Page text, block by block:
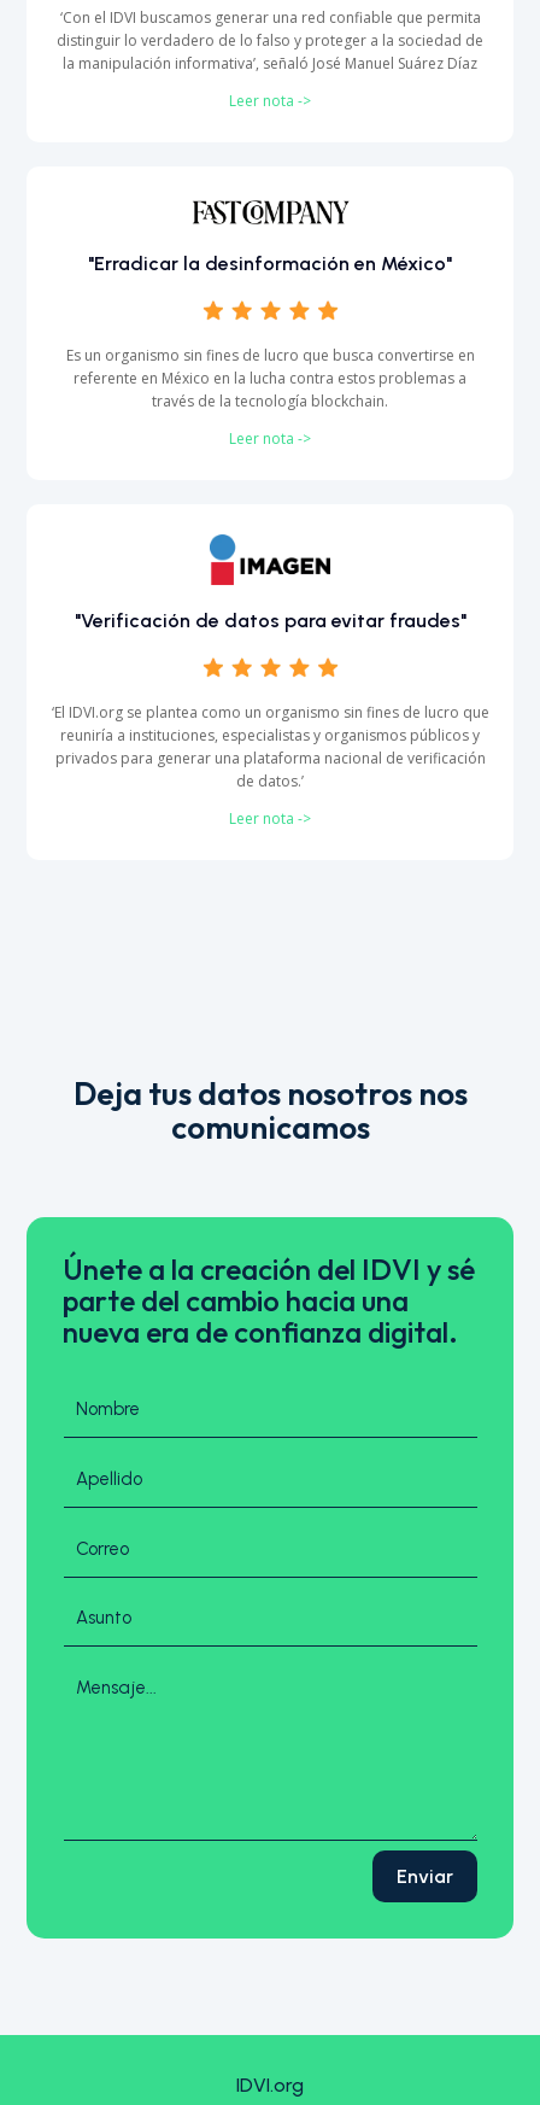
‘Con el IDVI buscamos generar una red confiable que permita
distinguir lo verdadero de lo falso y proteger a la sociedad de
la manipulación informativa’, señaló José Manuel Suárez Díaz
Leer nota ->
"Erradicar la desinformación en México"
Es un organismo sin fines de lucro que busca convertirse en
referente en México en la lucha contra estos problemas a
través de la tecnología blockchain.
Leer nota ->
"Verificación de datos para evitar fraudes"
‘El IDVI.org se plantea como un organismo sin fines de lucro que
reuniría a instituciones, especialistas y organismos públicos y
privados para generar una plataforma nacional de verificación
de datos.’
Leer nota ->
Deja tus datos nosotros nos
comunicamos
Únete a la creación del IDVI y sé
parte del cambio hacia una
nueva era de confianza digital.
Enviar
IDVI.org